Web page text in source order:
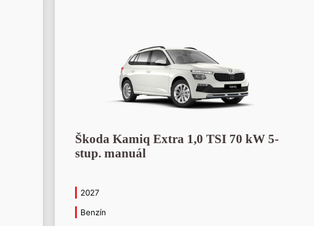
Škoda Kamiq Extra 1,0 TSI 70 kW 5-
stup. manuál
2027
Benzín